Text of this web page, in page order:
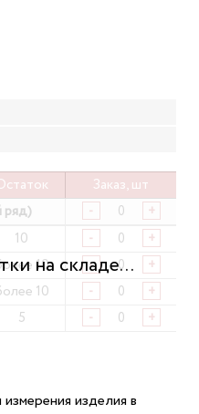
Заказ, шт
ряд)
- +
10 - +
10 - +
10 - +
5 - +
изделия в